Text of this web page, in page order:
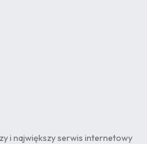
i największy serwis internetowy